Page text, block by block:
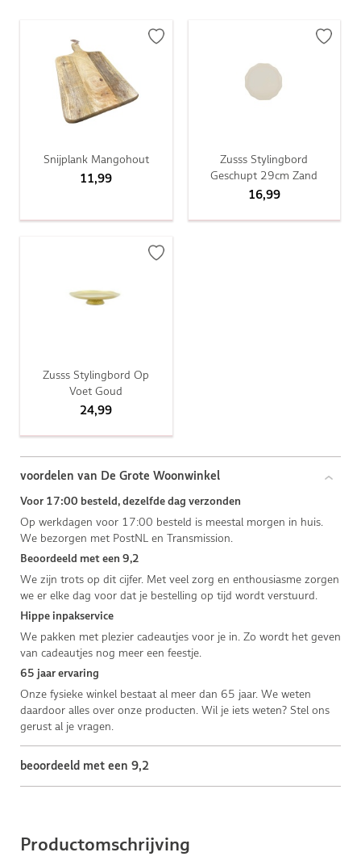
Snijplank Mangohout
11,99
Zusss Stylingbord
Geschupt 29cm Zand
16,99
Zusss Stylingbord Op
Voet Goud
24,99
voordelen van De Grote Woonwinkel
Voor 17:00 besteld, dezelfde dag verzonden
Op werkdagen voor 17:00 besteld is meestal morgen in huis.
We bezorgen met PostNL en Transmission.
Beoordeeld met een 9,2
We zijn trots op dit cijfer. Met veel zorg en enthousiasme zorgen
we er elke dag voor dat je bestelling op tijd wordt verstuurd.
Hippe inpakservice
We pakken met plezier cadeautjes voor je in. Zo wordt het geven
van cadeautjes nog meer een feestje.
65 jaar ervaring
Onze fysieke winkel bestaat al meer dan 65 jaar. We weten
daardoor alles over onze producten. Wil je iets weten? Stel ons
gerust al je vragen.
beoordeeld met een 9,2
Productomschrijving